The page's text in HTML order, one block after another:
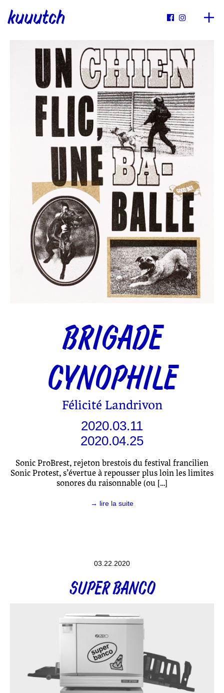
kuuutch  
BRIGADE
CYNOPHILE
Félicité Landrivon
2020.03.11
2020.04.25
Sonic ProBrest, rejeton brestois du festival francilien
Sonic Protest, s’évertue à repousser plus loin les limites
sonores du raisonnable (ou […]
→ lire la suite
03.22.2020
SUPER BANCO